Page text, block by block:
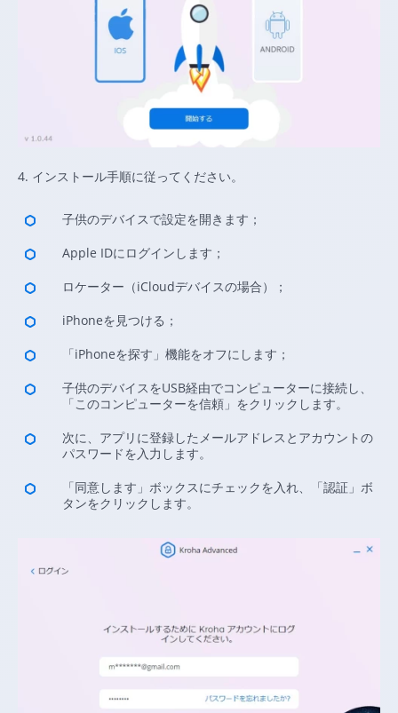
4. インストール手順に従ってください。
子供のデバイスで設定を開きます；
Apple IDにログインします；
ロケーター（iCloudデバイスの場合）；
iPhoneを見つける；
「iPhoneを探す」機能をオフにします；
子供のデバイスをUSB経由でコンピューターに接続し、
「このコンピューターを信頼」をクリックします。
次に、アプリに登録したメールアドレスとアカウントの
パスワードを入力します。
「同意します」ボックスにチェックを入れ、「認証」ボ
タンをクリックします。